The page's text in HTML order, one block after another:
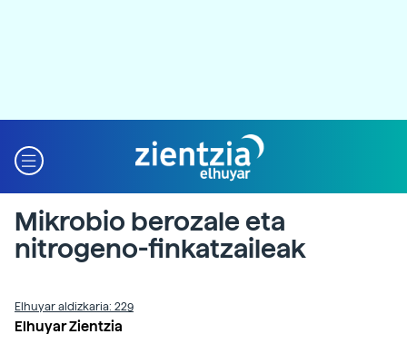
Mikrobio berozale eta
nitrogeno-finkatzaileak
Elhuyar aldizkaria: 229
Elhuyar Zientzia